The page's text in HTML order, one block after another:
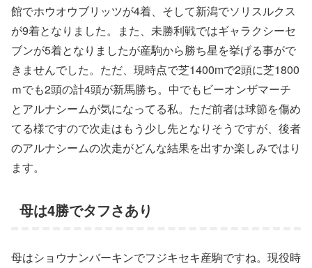
館でホウオウブリッツが4着、そして新潟でソリスルクス
が9着となりました。また、未勝利戦ではギャラクシーセ
ブンが5着となりましたが産駒から勝ち星を挙げる事がで
きませんでした。ただ、現時点で芝1400mで2頭に芝1800
ｍでも2頭の計4頭が新馬勝ち。中でもビーオンザマーチ
とアルナシームが気になってる私。ただ前者は球節を傷め
てる様ですので次走はもう少し先となりそうですが、後者
のアルナシームの次走がどんな結果を出すか楽しみではり
ます。
母は4勝でタフさあり
母はショウナンバーキンでフジキセキ産駒ですね。現役時